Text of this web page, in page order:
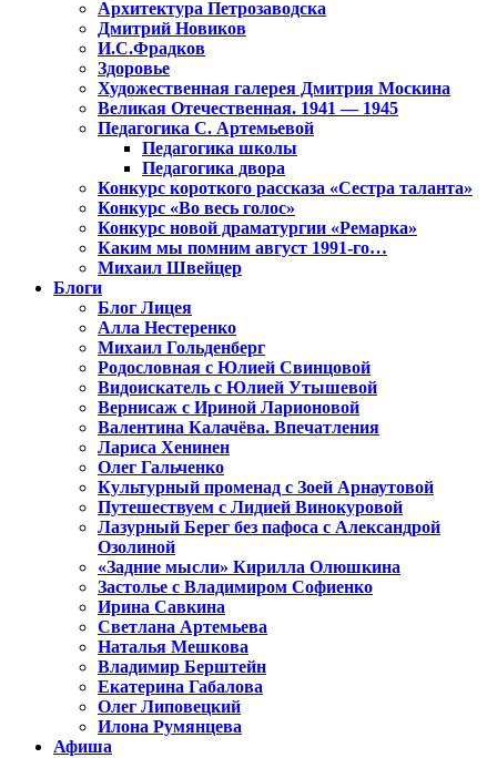
Архитектура Петрозаводска
Дмитрий Новиков
И.С.Фрадков
Здоровье
Художественная галерея Дмитрия Москина
Великая Отечественная. 1941 — 1945
Педагогика С. Артемьевой
Педагогика школы
Педагогика двора
Конкурс короткого рассказа «Сестра таланта»
Конкурс «Во весь голос»
Конкурс новой драматургии «Ремарка»
Каким мы помним август 1991-го…
Михаил Швейцер
Блоги
Блог Лицея
Алла Нестеренко
Михаил Гольденберг
Родословная с Юлией Свинцовой
Видоискатель с Юлией Утышевой
Вернисаж с Ириной Ларионовой
Валентина Калачёва. Впечатления
Лариса Хенинен
Олег Гальченко
Культурный променад с Зоей Арнаутовой
Путешествуем с Лидией Винокуровой
Лазурный Берег без пафоса с Александрой
Озолиной
«Задние мысли» Кирилла Олюшкина
Застолье с Владимиром Софиенко
Ирина Савкина
Светлана Артемьева
Наталья Мешкова
Владимир Берштейн
Екатерина Габалова
Олег Липовецкий
Илона Румянцева
Афиша